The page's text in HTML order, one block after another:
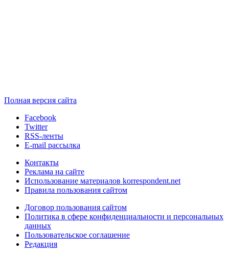
Полная версия сайта
Facebook
Twitter
RSS-ленты
E-mail рассылка
Контакты
Реклама на сайте
Использование материалов korrespondent.net
Правила пользования сайтом
Договор пользования сайтом
Политика в сфере конфиденциальности и персональных
данных
Пользовательское соглашение
Редакция